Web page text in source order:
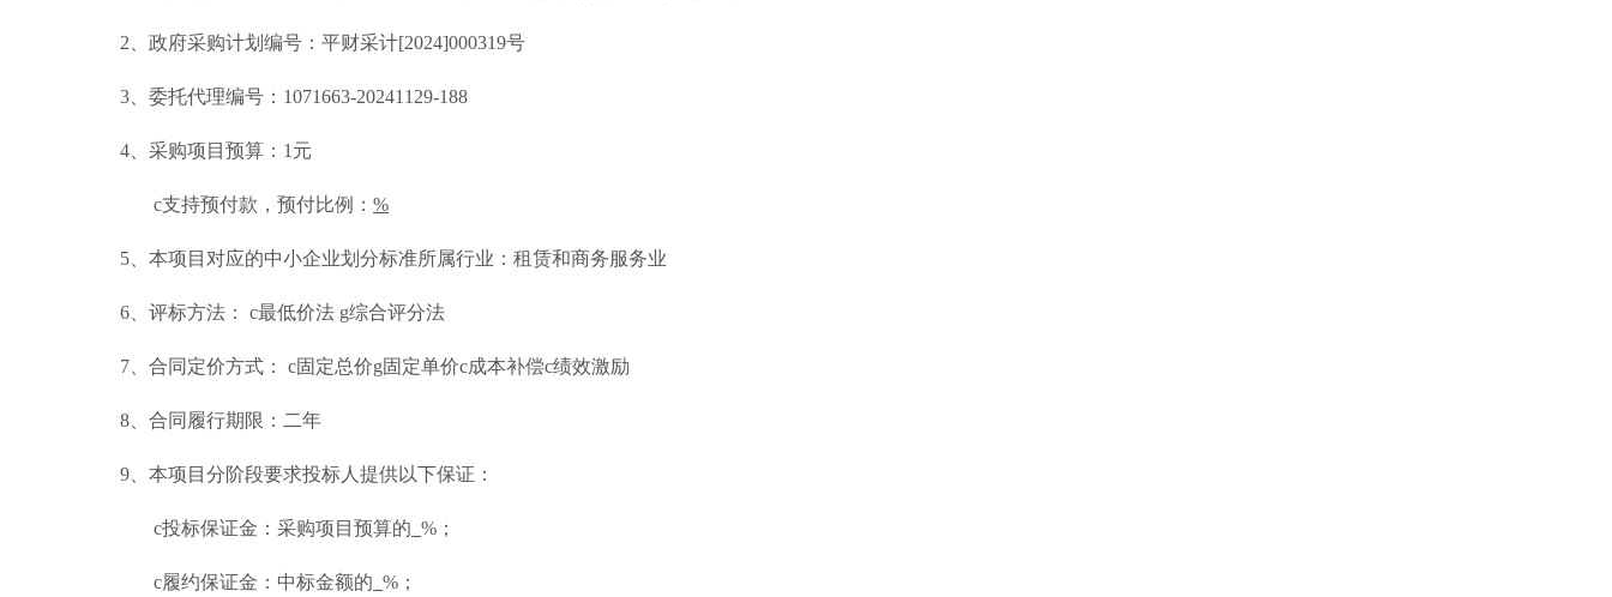
2、政府采购计划编号：平财采计[2024]000319号
3、委托代理编号：1071663-20241129-188
4、采购项目预算：1元
c支持预付款，预付比例： %
5、本项目对应的中小企业划分标准所属行业：租赁和商务服务业
6、评标方法： c最低价法 g综合评分法
7、合同定价方式： c固定总价g固定单价c成本补偿c绩效激励
8、合同履行期限：二年
9、本项目分阶段要求投标人提供以下保证：
c投标保证金：采购项目预算的 %；
c履约保证金：中标金额的 %；